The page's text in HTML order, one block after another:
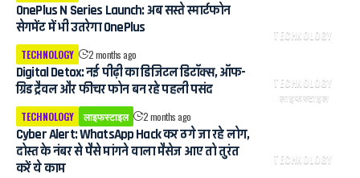
TECHNOLOGY
OnePlus N Series Launch: अब सस्ते स्मार्टफोन
सेगमेंट में भी उतरेगा OnePlus
TECHNOLOGY 2 months ago
TECHNOLOGY
लाइफस्टाइल
Digital Detox: नई पीढ़ी का डिजिटल डिटॉक्स, ऑफ-
ग्रिड ट्रैवल और फीचर फोन बन रहे पहली पसंद
TECHNOLOGY लाइफस्टाइल 2 months ago
TECHNOLOGY
Cyber ​​Alert: WhatsApp Hack कर ठगे जा रहे लोग,
दोस्त के नंबर से पैसे मांगने वाला मैसेज आए तो तुरंत
करें ये काम